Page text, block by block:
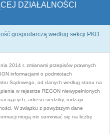
DZIAŁALNOŚCI
gospodarczą według sekcji PKD
2014 r. zmianami przepisów prawnych
informacjami o podmiotach
Sądowego, od danych według stanu na
w rejestrze REGON niewypełnionych
adresu siedziby, rodzaju
W związku z powyższym dane
mogą nie sumować się na liczbę